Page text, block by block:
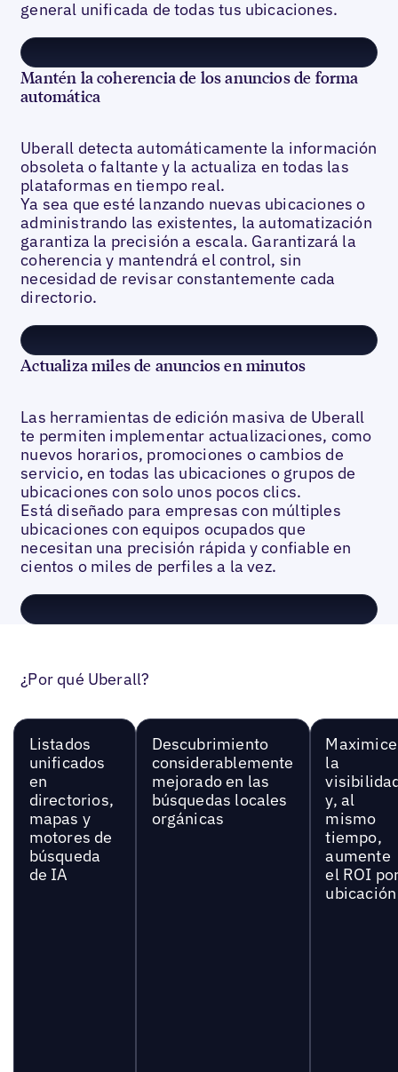
general unificada de todas tus ubicaciones.
Mantén la coherencia de los anuncios de forma
automática
Uberall detecta automáticamente la información
obsoleta o faltante y la actualiza en todas las
plataformas en tiempo real.
Ya sea que esté lanzando nuevas ubicaciones o
administrando las existentes, la automatización
garantiza la precisión a escala. Garantizará la
coherencia y mantendrá el control, sin
necesidad de revisar constantemente cada
directorio.
Actualiza miles de anuncios en minutos
Las herramientas de edición masiva de Uberall
te permiten implementar actualizaciones, como
nuevos horarios, promociones o cambios de
servicio, en todas las ubicaciones o grupos de
ubicaciones con solo unos pocos clics.
Está diseñado para empresas con múltiples
ubicaciones con equipos ocupados que
necesitan una precisión rápida y confiable en
cientos o miles de perfiles a la vez.
¿Por qué Uberall?
Listados
unificados
en
directorios,
mapas y
motores de
búsqueda
de IA
Descubrimiento
considerablemente
mejorado en las
búsquedas locales
orgánicas
Maximice
la
y, al
mismo
tiempo,
aumente
el ROI
ubicación